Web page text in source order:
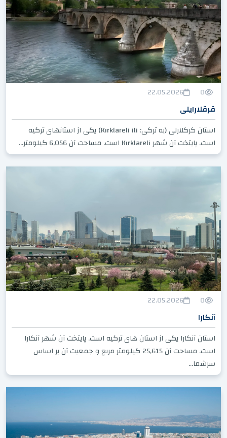
0
22.05.2026
قرقلارایلی
استان کرکلارلی (به ترکی: Kırklareli ili) یکی از استانهای ترکیه
است. پایتخت آن شهر Kırklareli است. مساحت آن 6,056 کیلومتر...
0
22.05.2026
آنکارا
استان آنکارا یکی از استان های ترکیه است. پایتخت آن شهر آنکارا
است. مساحت آن 25,615 کیلومتر مربع و جمعیت آن بر اساس
سرشما...